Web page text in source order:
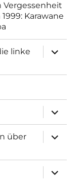
Vergessenheit
Karawane
linke
anzeigen
anzeigen
über
anzeigen
anzeigen